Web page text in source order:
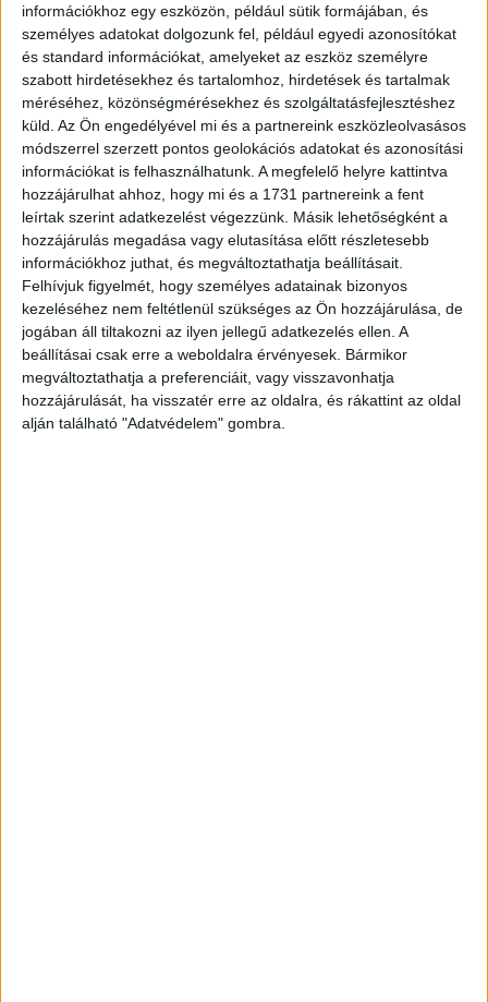
információkhoz egy eszközön, például sütik formájában, és
személyes adatokat dolgozunk fel, például egyedi azonosítókat
és standard információkat, amelyeket az eszköz személyre
szabott hirdetésekhez és tartalomhoz, hirdetések és tartalmak
méréséhez, közönségmérésekhez és szolgáltatásfejlesztéshez
küld. Az Ön engedélyével mi és a partnereink eszközleolvasásos
módszerrel szerzett pontos geolokációs adatokat és azonosítási
információkat is felhasználhatunk. A megfelelő helyre kattintva
hozzájárulhat ahhoz, hogy mi és a 1731 partnereink a fent
leírtak szerint adatkezelést végezzünk. Másik lehetőségként a
hozzájárulás megadása vagy elutasítása előtt részletesebb
információkhoz juthat, és megváltoztathatja beállításait.
Felhívjuk figyelmét, hogy személyes adatainak bizonyos
kezeléséhez nem feltétlenül szükséges az Ön hozzájárulása, de
jogában áll tiltakozni az ilyen jellegű adatkezelés ellen. A
beállításai csak erre a weboldalra érvényesek. Bármikor
megváltoztathatja a preferenciáit, vagy visszavonhatja
hozzájárulását, ha visszatér erre az oldalra, és rákattint az oldal
alján található "Adatvédelem" gombra.
estélyi tömegből.
Hirdetés
Short bob, azaz bob frizura rövid hajhoz.
A hölgyek nagy része mindig is hosszú hajról álmodozott,
ami ugyan valóban nagyon szép és vonzó, de csak akkor,
ha hajunk tökéletes állapotban van. Sajnos, ez nem
mindenkinél valósulhat meg, a modern életstílus, a rohanás